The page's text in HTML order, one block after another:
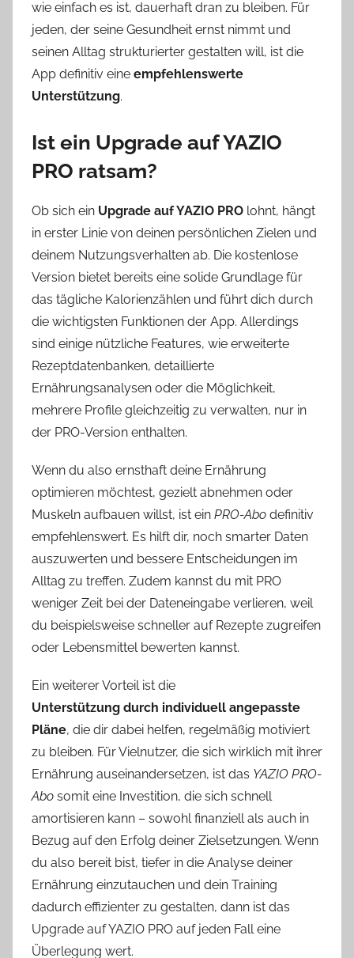
wie einfach es ist, dauerhaft dran zu bleiben. Für
jeden, der seine Gesundheit ernst nimmt und
seinen Alltag strukturierter gestalten will, ist die
App definitiv eine empfehlenswerte
Unterstützung.
Ist ein Upgrade auf YAZIO
PRO ratsam?
Ob sich ein Upgrade auf YAZIO PRO lohnt, hängt
in erster Linie von deinen persönlichen Zielen und
deinem Nutzungsverhalten ab. Die kostenlose
Version bietet bereits eine solide Grundlage für
das tägliche Kalorienzählen und führt dich durch
die wichtigsten Funktionen der App. Allerdings
sind einige nützliche Features, wie erweiterte
Rezeptdatenbanken, detaillierte
Ernährungsanalysen oder die Möglichkeit,
mehrere Profile gleichzeitig zu verwalten, nur in
der PRO-Version enthalten.
Wenn du also ernsthaft deine Ernährung
optimieren möchtest, gezielt abnehmen oder
Muskeln aufbauen willst, ist ein PRO-Abo definitiv
empfehlenswert. Es hilft dir, noch smarter Daten
auszuwerten und bessere Entscheidungen im
Alltag zu treffen. Zudem kannst du mit PRO
weniger Zeit bei der Dateneingabe verlieren, weil
du beispielsweise schneller auf Rezepte zugreifen
oder Lebensmittel bewerten kannst.
Ein weiterer Vorteil ist die
Unterstützung durch individuell angepasste
Pläne, die dir dabei helfen, regelmäßig motiviert
zu bleiben. Für Vielnutzer, die sich wirklich mit ihrer
Ernährung auseinandersetzen, ist das YAZIO PRO-
Abo somit eine Investition, die sich schnell
amortisieren kann – sowohl finanziell als auch in
Bezug auf den Erfolg deiner Zielsetzungen. Wenn
du also bereit bist, tiefer in die Analyse deiner
Ernährung einzutauchen und dein Training
dadurch effizienter zu gestalten, dann ist das
Upgrade auf YAZIO PRO auf jeden Fall eine
Überlegung wert.